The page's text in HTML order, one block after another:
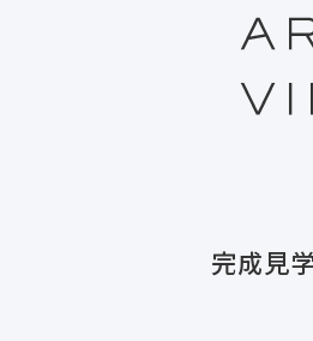
完成見